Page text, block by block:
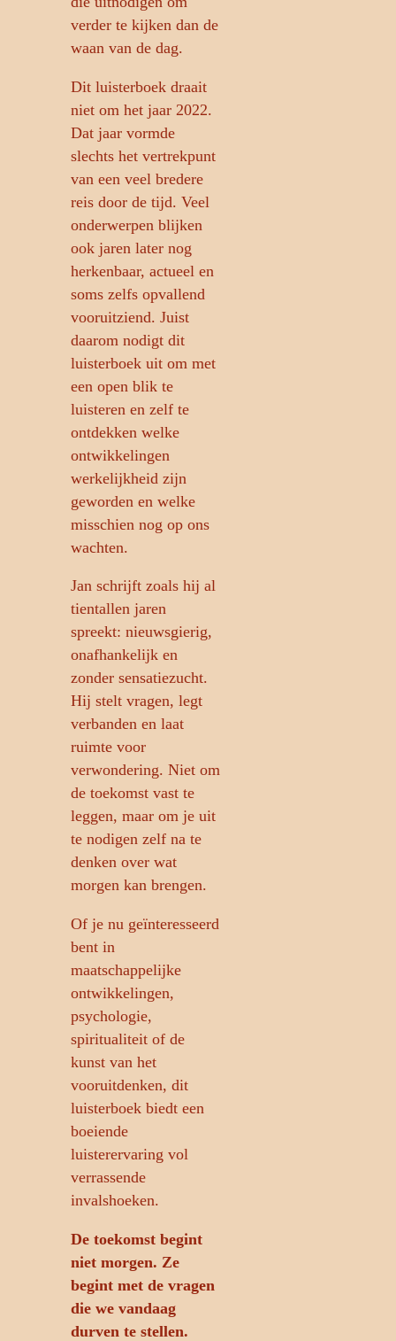
verder te kijken dan de
waan van de dag.
Dit luisterboek draait
niet om het jaar 2022.
Dat jaar vormde
slechts het vertrekpunt
van een veel bredere
reis door de tijd. Veel
onderwerpen blijken
ook jaren later nog
herkenbaar, actueel en
soms zelfs opvallend
vooruitziend. Juist
daarom nodigt dit
luisterboek uit om met
een open blik te
luisteren en zelf te
ontdekken welke
ontwikkelingen
werkelijkheid zijn
geworden en welke
misschien nog op ons
wachten.
Jan schrijft zoals hij al
tientallen jaren
spreekt: nieuwsgierig,
onafhankelijk en
zonder sensatiezucht.
Hij stelt vragen, legt
verbanden en laat
ruimte voor
verwondering. Niet om
de toekomst vast te
leggen, maar om je uit
te nodigen zelf na te
denken over wat
morgen kan brengen.
Of je nu geïnteresseerd
bent in
maatschappelijke
ontwikkelingen,
psychologie,
spiritualiteit of de
kunst van het
vooruitdenken, dit
luisterboek biedt een
boeiende
luisterervaring vol
verrassende
invalshoeken.
De toekomst begint
niet morgen. Ze
begint met de vragen
die we vandaag
durven te stellen.